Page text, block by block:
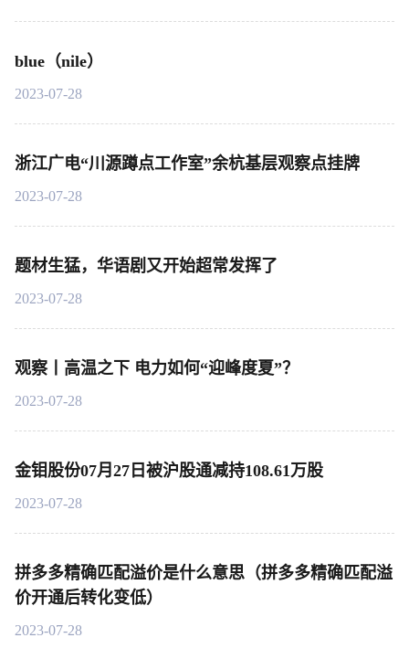
blue（nile）
2023-07-28
浙江广电“川源蹲点工作室”余杭基层观察点挂牌
2023-07-28
题材生猛，华语剧又开始超常发挥了
2023-07-28
观察丨高温之下 电力如何“迎峰度夏”？
2023-07-28
金钼股份07月27日被沪股通减持108.61万股
2023-07-28
拼多多精确匹配溢价是什么意思（拼多多精确匹配溢
价开通后转化变低）
2023-07-28